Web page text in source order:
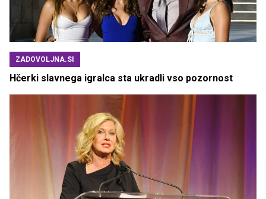
ZADOVOLJNA.SI
Hčerki slavnega igralca sta ukradli vso pozornost